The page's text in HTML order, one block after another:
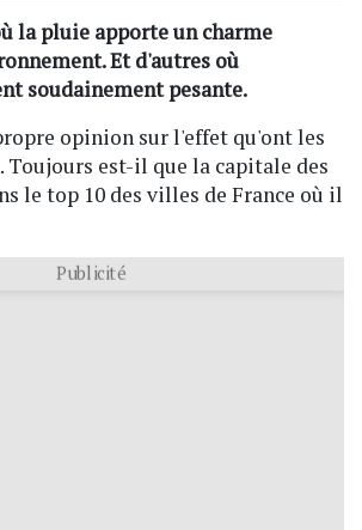
la pluie apporte un charme
Et d'autres où
soudainement pesante.
opinion sur l'effet qu'ont les
Toujours est-il que la capitale des
le top 10 des villes de France où il
Publicité